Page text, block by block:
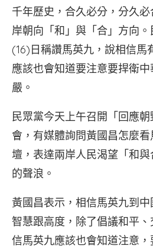
千年歷史，合久必分，分久
岸朝向「和」與「合」方向
(16)日稱讚馬英九，說相信馬
應該也會知道要注意要捍衛
嚴。
民眾黨今天上午召開「回應
會，有媒體詢問黃國昌怎麼
壇，表達兩岸人民渴望「和
的聲浪。
黃國昌表示，相信馬英九到
智慧跟高度，除了倡議和平
信馬英九應該也會知道注意